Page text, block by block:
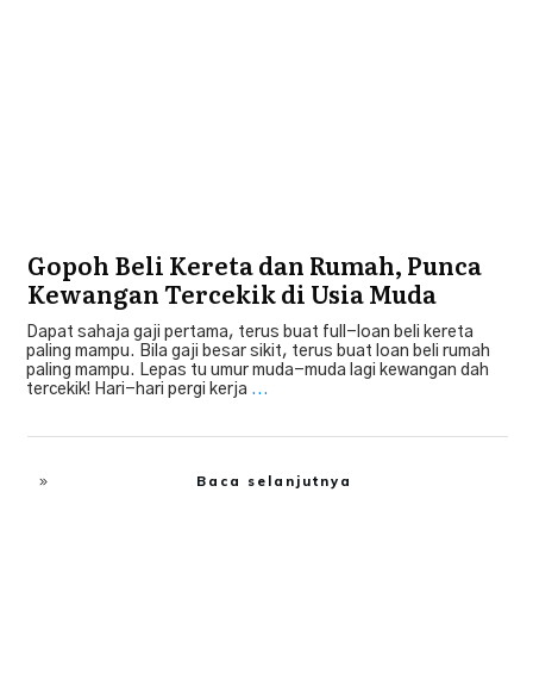
Gopoh Beli Kereta dan Rumah, Punca
Kewangan Tercekik di Usia Muda
Dapat sahaja gaji pertama, terus buat full-loan beli kereta
paling mampu. Bila gaji besar sikit, terus buat loan beli rumah
paling mampu. Lepas tu umur muda-muda lagi kewangan dah
tercekik! Hari-hari pergi kerja ...
Baca selanjutnya